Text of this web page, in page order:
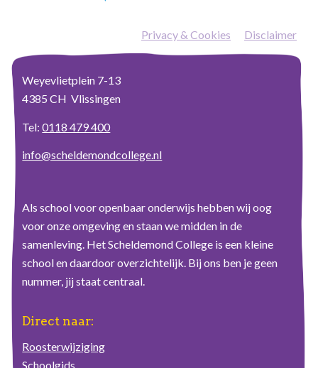
Privacy & Cookies Disclaimer
Weyevlietplein 7-13
4385 CH Vlissingen
Tel:0118 479 400
info@scheldemondcollege.nl
Als school voor openbaar onderwijs hebben wij oog
voor onze omgeving en staan we midden in de
samenleving. Het Scheldemond College is een kleine
school en daardoor overzichtelijk. Bij ons ben je geen
nummer, jij staat centraal.
Direct naar:
Roosterwijziging
Schoolgids